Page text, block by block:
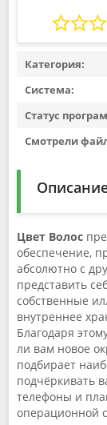
Категория:
Система:
Статус
Смотрели
Цвет Волос
обеспечение,
абсолютно с
представить
собственные
внутреннее
Благодаря
ли вам новое
подбирает
подчёркивать
телефоны и
операционной